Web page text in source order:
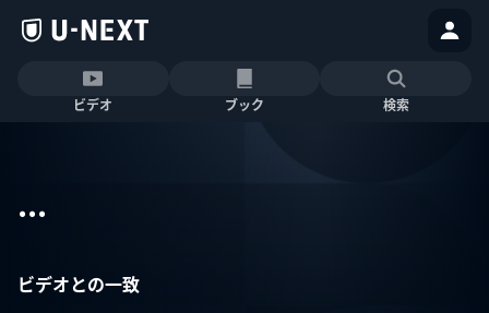
ビデオ ブック 検索
...
ビデオとの一致